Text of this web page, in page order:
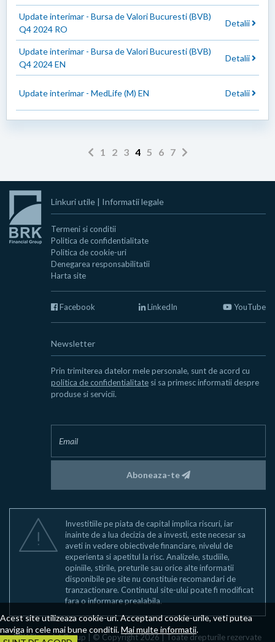
Update interimar - Bursa de Valori Bucuresti (BVB)
Q4 2024 RO
Detalii
Update interimar - Bursa de Valori Bucuresti (BVB)
Q4 2024 EN
Detalii
Update interimar - MedLife (M) EN Detalii
1 2 3 4 5 6 7
Linkuri utile | Informatii legale
Termeni si conditii
Politica de confidentialitate
Politica de cookie-uri
Denegarea responsabilitatii
Harta site
Facebook LinkedIn YouTube
Newsletter
Prin trimiterea datelor mele personale, sunt de acord cu
politica de confidentialitate si sa primesc informatii despre
produse si servicii.
Aboneaza-te
Investitiile pe piata de capital implica riscuri, iar
inainte de a lua decizia de a investi, este necesar sa
aveti in vedere obiectivele financiare, nivelul de
experienta si apetitul la risc. Analizele, studiile,
opiniile, stirile, preturile sau orice alte informatii
disponibile pe site nu constituie recomandari de
tranzactionare. Continutul site-ului poate fi modificat
fara o informare prealabila.
BRK Financial Group | © Copyright 2026 | Toate drepturile rezervate
Acest site utilizeaza cookie-uri. Acceptand cookie-urile, veti putea
naviga in cele mai bune conditii.Mai multe informatii.